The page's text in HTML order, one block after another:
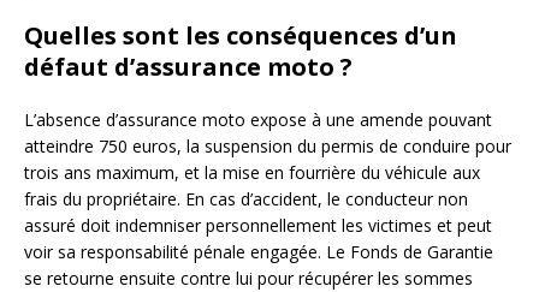
Quelles sont les conséquences d’un
défaut d’assurance moto ?
L’absence d’assurance moto expose à une amende pouvant
atteindre 750 euros, la suspension du permis de conduire pour
trois ans maximum, et la mise en fourrière du véhicule aux
frais du propriétaire. En cas d’accident, le conducteur non
assuré doit indemniser personnellement les victimes et peut
voir sa responsabilité pénale engagée. Le Fonds de Garantie
se retourne ensuite contre lui pour récupérer les sommes